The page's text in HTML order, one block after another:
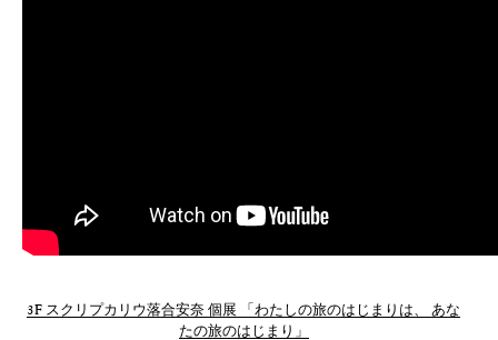
3F スクリプカリウ落合安奈 個展 「わたしの旅のはじまりは、 あな
たの旅のはじまり」